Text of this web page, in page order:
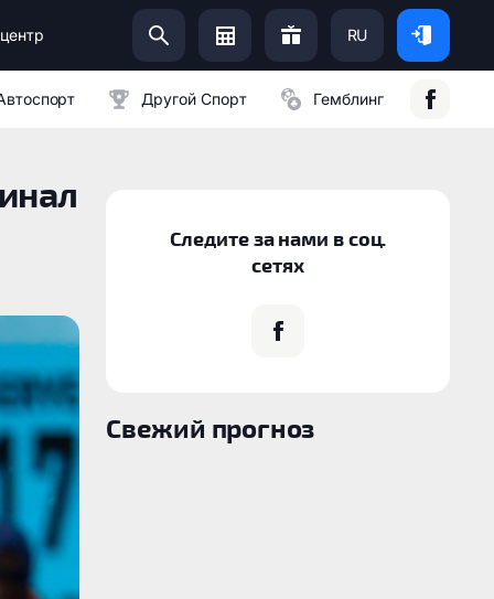
RU
Другой Спорт Гемблинг
Следите за нами в соц.
сетях
Свежий прогноз